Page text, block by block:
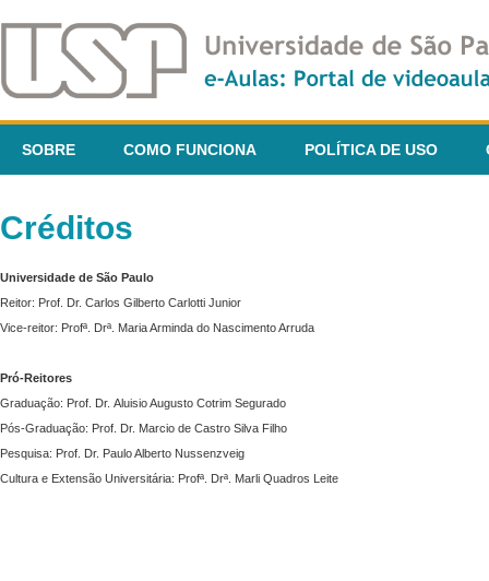
SOBRE COMO FUNCIONA POLÍTICA DE USO
Créditos
Universidade de São Paulo
Reitor: Prof. Dr. Carlos Gilberto Carlotti Junior
Vice-reitor: Profª. Drª. Maria Arminda do Nascimento Arruda
Pró-Reitores
Graduação: Prof. Dr. Aluisio Augusto Cotrim Segurado
Pós-Graduação: Prof. Dr. Marcio de Castro Silva Filho
Pesquisa: Prof. Dr. Paulo Alberto Nussenzveig
Cultura e Extensão Universitária: Profª. Drª. Marli Quadros Leite